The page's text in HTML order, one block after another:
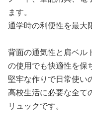
ます。
通学時の利便性を最大
背面の通気性と肩ベル
の使用でも快適性を保
堅牢な作りで日常使い
高校生活に必要な全て
リュックです。